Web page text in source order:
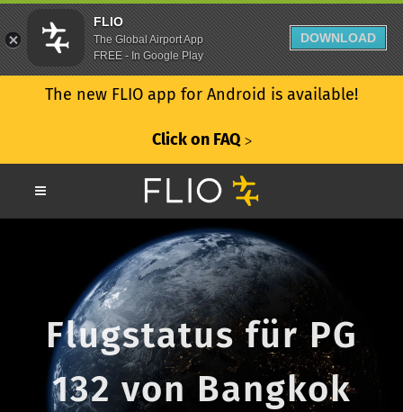
The new FLIO app for Android is available!
Click on FAQ ᐳ
Flugstatus für PG
132 von Bangkok
FLIO
The Global Airport App
FREE - In Google Play
DOWNLOAD